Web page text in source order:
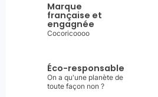
Marque
française et
engagnée
Cocoricoooo
Éco-responsable
On a qu'une planète de
toute façon non ?